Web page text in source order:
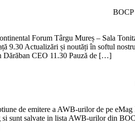
Forum Târgu Mureș – Sala
9.30 Actualizări și noutăți în softul
Dărăban CEO 11.30 Pauză de […]
de emitere a AWB-urilor de pe
sunt salvate in lista AWB-urilor din